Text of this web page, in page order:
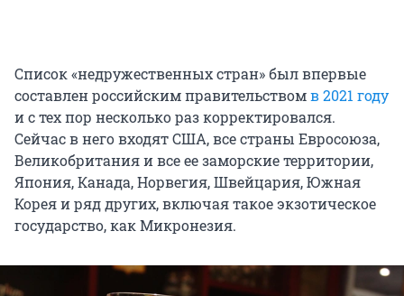
Список «недружественных стран» был впервые
составлен российским правительствомв 2021 году
и с тех пор несколько раз корректировался.
Сейчас в него входят США, все страны Евросоюза,
Великобритания и все ее заморские территории,
Япония, Канада, Норвегия, Швейцария, Южная
Корея и ряд других, включая такое экзотическое
государство, как Микронезия.